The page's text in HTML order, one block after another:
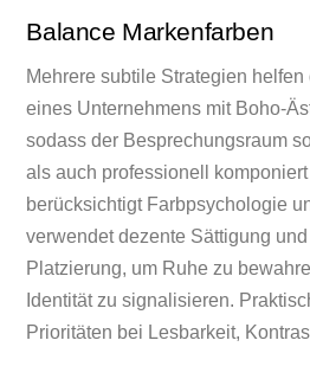
Balance Markenfarben
Mehrere subtile Strategien
eines Unternehmens mit Boho-
sodass der Besprechungsraum
als auch professionell
berücksichtigt Farbpsychologie
verwendet dezente Sättigung
Platzierung, um Ruhe zu
Identität zu signalisieren.
Prioritäten bei Lesbarkeit,